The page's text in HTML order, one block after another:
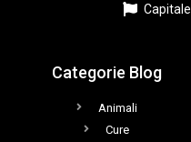
Categorie Blog
Animali
Cure